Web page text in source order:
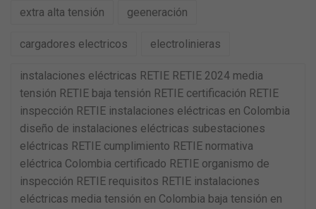
extra alta tensión geeneración
cargadores electricos electrolinieras
instalaciones eléctricas RETIE RETIE 2024 media
tensión RETIE baja tensión RETIE certificación RETIE
inspección RETIE instalaciones eléctricas en Colombia
diseño de instalaciones eléctricas subestaciones
eléctricas RETIE cumplimiento RETIE normativa
eléctrica Colombia certificado RETIE organismo de
inspección RETIE requisitos RETIE instalaciones
eléctricas media tensión en Colombia baja tensión en